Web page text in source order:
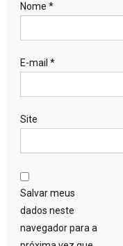
Nome *
E-mail *
Site
Salvar meus
dados neste
navegador para a